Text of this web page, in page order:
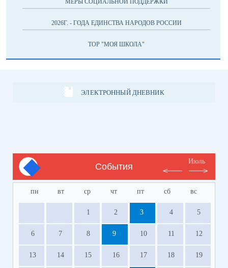
МЕРЫ СОЦИАЛЬНОЙ ПОДДЕРЖКИ
2026Г. - ГОДА ЕДИНСТВА НАРОДОВ РОССИИ
ТОР "МОЯ ШКОЛА"
ЭЛЕКТРОННЫЙ ДНЕВНИК
События
Июль
пн вт ср чт пт сб вс
1 2 3 4 5
6 7 8 9 10 11 12
13 14 15 16 17 18 19